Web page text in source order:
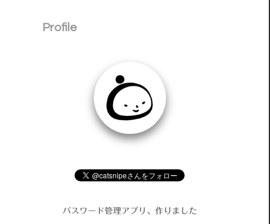
Profile
パスワード管理アプリ、作りました